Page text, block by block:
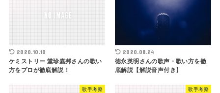
2020.10.10
ケミストリー 堂珍嘉邦さんの歌い
方をプロが徹底解説！
2020.08.24
徳永英明さんの歌声・歌い方を徹
底解説【解説音声付き】
歌手考察 歌手考察